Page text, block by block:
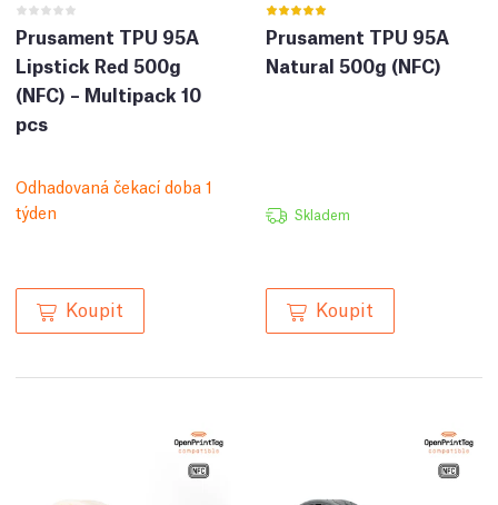
Prusament TPU 95A
Lipstick Red 500g
(NFC) – Multipack 10
pcs
Odhadovaná čekací doba 1
týden
Koupit
Prusament TPU 95A
Natural 500g (NFC)
Skladem
Koupit